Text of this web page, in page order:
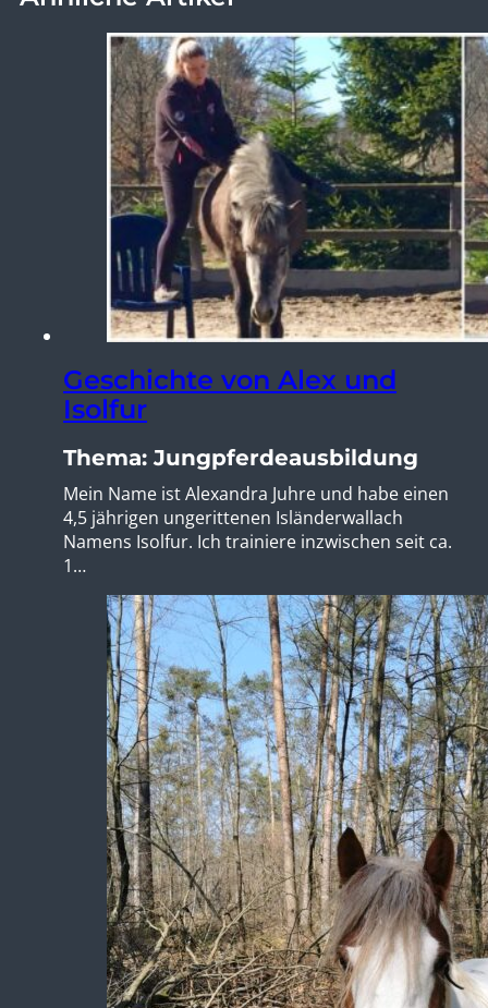
Geschichte von Alex und
Isolfur
Thema: Jungpferdeausbildung
Mein Name ist Alexandra Juhre und habe einen
4,5 jährigen ungerittenen Isländerwallach
Namens Isolfur. Ich trainiere inzwischen seit ca.
1…